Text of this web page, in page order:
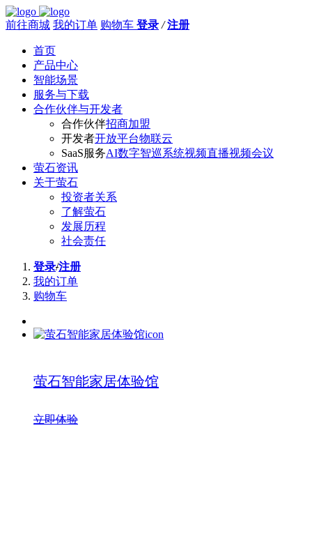
前往商城 我的订单 购物车 登录 / 注册
首页
产品中心
智能场景
服务与下载
合作伙伴与开发者
合作伙伴招商加盟
开发者开放平台物联云
SaaS服务AI数字智巡系统视频直播视频会议
萤石资讯
关于萤石
投资者关系
了解萤石
发展历程
社会责任
登录/注册
我的订单
购物车
萤石智能家居体验馆
立即体验